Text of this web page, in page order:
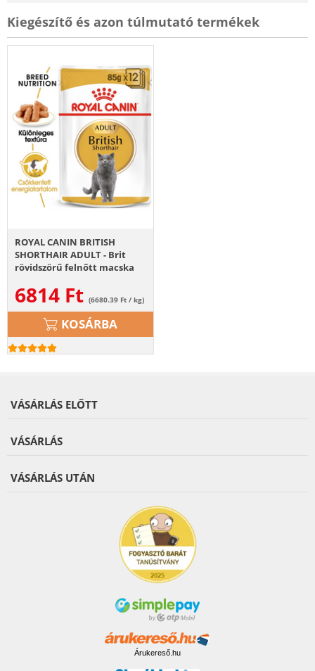
Kiegészítő és azon túlmutató termékek
ROYAL CANIN BRITISH
SHORTHAIR ADULT - Brit
rövidszörű felnőtt macska
6814 Ft (6680.39 Ft / kg)
KOSÁRBA
VÁSÁRLÁS ELŐTT
VÁSÁRLÁS
VÁSÁRLÁS UTÁN
Árukereső.hu